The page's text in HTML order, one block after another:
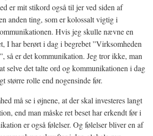
er mit stikord også til jer ved siden af
anden ting, som er kolossalt vigtig i
Hvis jeg skulle nævne en
I har berørt i dag i begrebet ”Virksomheden
så er det kommunikation. Jeg tror ikke, man
selve det talte ord og kommunikationen i dag
større rolle end nogensinde før.
må se i øjnene, at der skal investeres langt
end man måske ret beset har erkendt før i
er også følelser. Og følelser bliver en af